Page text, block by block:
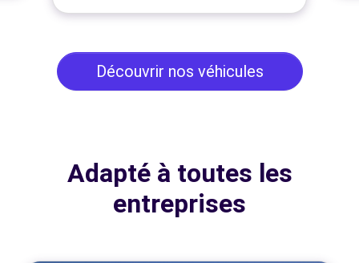
Découvrir nos véhicules
Adapté à toutes les
entreprises